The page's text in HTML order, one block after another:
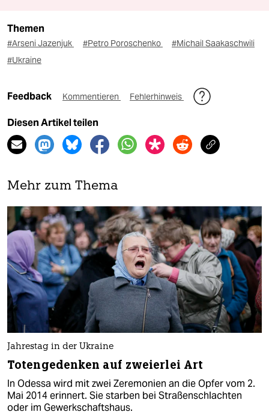
Themen
#Arseni Jazenjuk #Petro Poroschenko
#Michail Saakaschwili
#Ukraine
Feedback Kommentieren Fehlerhinweis
Diesen Artikel teilen
Mehr zum Thema
Jahrestag in der Ukraine
Totengedenken auf zweierlei Art
In Odessa wird mit zwei Zeremonien an die Opfer vom 2.
Mai 2014 erinnert. Sie starben bei Straßenschlachten
oder im Gewerkschaftshaus.